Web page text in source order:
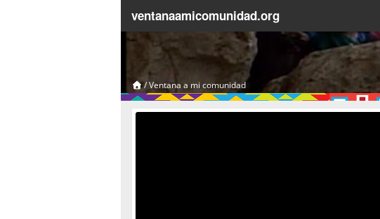
ventanaamicomunidad.org
/Ventana a mi comunidad